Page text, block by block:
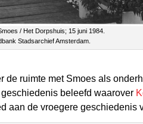
/ Het Dorpshuis; 15 juni 1984.
Stadsarchief Amsterdam.
ruimte met Smoes als
beleefd waarover
aan de vroegere geschiedenis